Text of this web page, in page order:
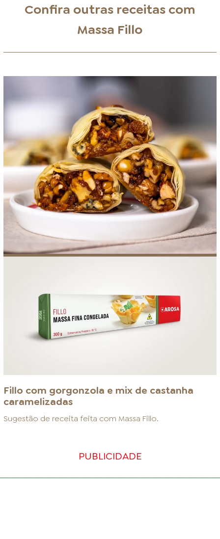
Confira outras receitas com
Massa Fillo
Fillo com gorgonzola e mix de castanha
caramelizadas
Sugestão de receita feita com Massa Fillo.
PUBLICIDADE